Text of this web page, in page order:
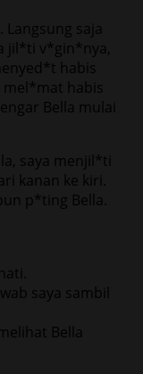
Langsung saja
jil*ti v*gin*nya,
habis
habis
Bella mulai
saya menjil*ti
kanan ke kiri.
p*ting Bella.
saya sambil
Bella